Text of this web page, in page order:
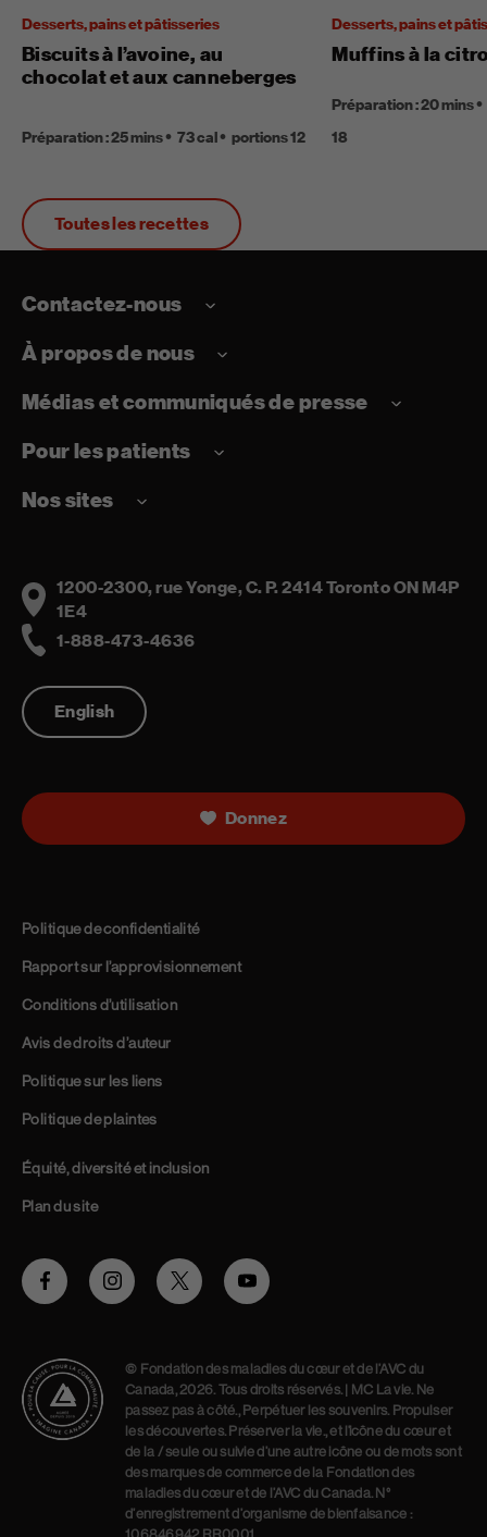
Desserts, pains et pâtisseries
Biscuits à l’avoine, au
chocolat et aux canneberges
Préparation : 25 mins 73 cal portions 12
Desserts, pains et
Muffins à la
Préparation : 20 mins
18
Toutes les recettes
Contactez-nous
À propos de nous
Médias et communiqués de presse
Pour les patients
Nos sites
Address
1200-2300, rue Yonge, C. P. 2414 Toronto ON M4P
1E4
1-888-473-4636
English
Donnez
Politique de confidentialité
Rapport sur l’approvisionnement
Conditions d’utilisation
Avis de droits d’auteur
Politique sur les liens
Politique de plaintes
Équité, diversité et inclusion
Plan du site
FacebookInstagramTwitter Youtube
© Fondation des maladies du cœur et de l’AVC du
Canada, 2026. Tous droits réservés. | MC La vie. Ne
passez pas à côté., Perpétuer les souvenirs. Propulser
les découvertes. Préserver la vie., et l’icône du cœur et
de la / seule ou suivie d’une autre icône ou de mots sont
des marques de commerce de la Fondation des
maladies du cœur et de l’AVC du Canada. N°
d’enregistrement d’organisme de bienfaisance :